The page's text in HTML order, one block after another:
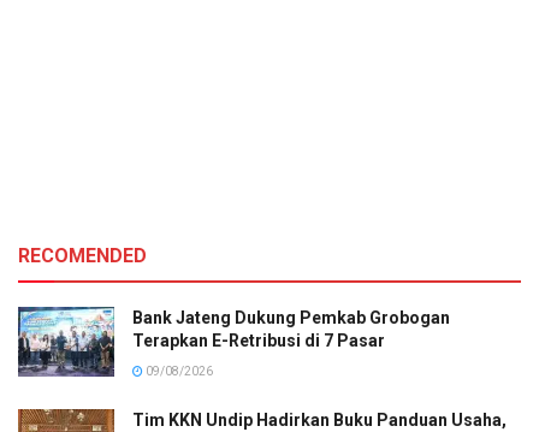
RECOMENDED
Bank Jateng Dukung Pemkab Grobogan
Terapkan E-Retribusi di 7 Pasar
09/08/2026
Tim KKN Undip Hadirkan Buku Panduan Usaha,